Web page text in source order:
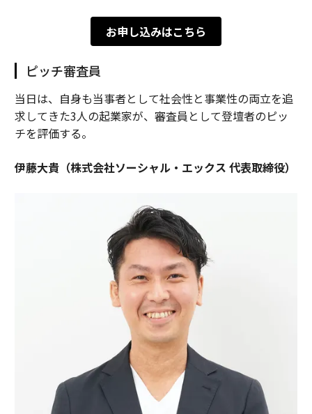
お申し込みはこちら
ピッチ審査員
当日は、自身も当事者として社会性と事業性の両立を追
求してきた3人の起業家が、審査員として登壇者のピッ
チを評価する。
伊藤大貴（株式会社ソーシャル・エックス 代表取締役）